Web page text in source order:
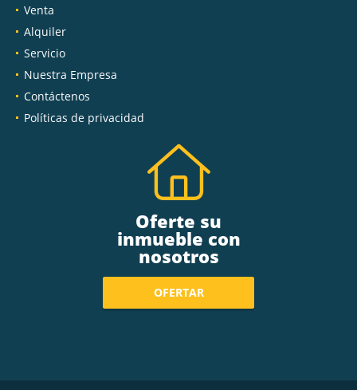
Venta
Alquiler
Servicio
Nuestra Empresa
Contáctenos
Políticas de privacidad
Oferte su
inmueble con
nosotros
OFERTAR